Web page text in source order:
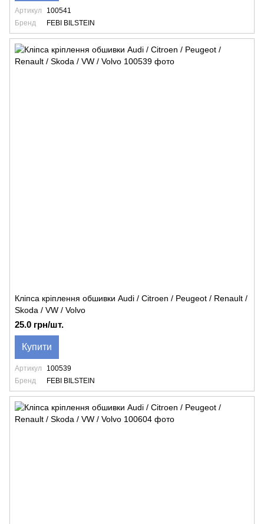
Артикул
100541
Бренд
FEBI BILSTEIN
Кліпса кріплення обшивки Audi / Citroen / Peugeot / Renault /
Skoda / VW / Volvo
25.0 грн/шт.
Купити
Артикул
100539
Бренд
FEBI BILSTEIN